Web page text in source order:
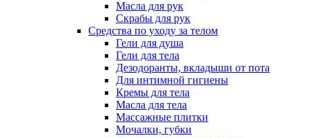
Масла для рук
Скрабы для рук
Средства по уходу за телом
Гели для душа
Гели для тела
Дезодоранты, вкладыши от пота
Для интимной гигиены
Кремы для тела
Масла для тела
Массажные плитки
Мочалки, губки